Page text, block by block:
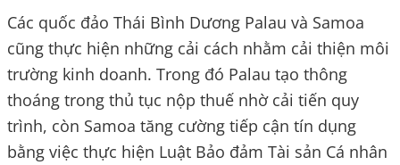
Các quốc đảo Thái Bình Dương Palau và Samoa
cũng thực hiện những cải cách nhằm cải thiện môi
trường kinh doanh. Trong đó Palau tạo thông
thoáng trong thủ tục nộp thuế nhờ cải tiến quy
trình, còn Samoa tăng cường tiếp cận tín dụng
bằng việc thực hiện Luật Bảo đảm Tài sản Cá nhân